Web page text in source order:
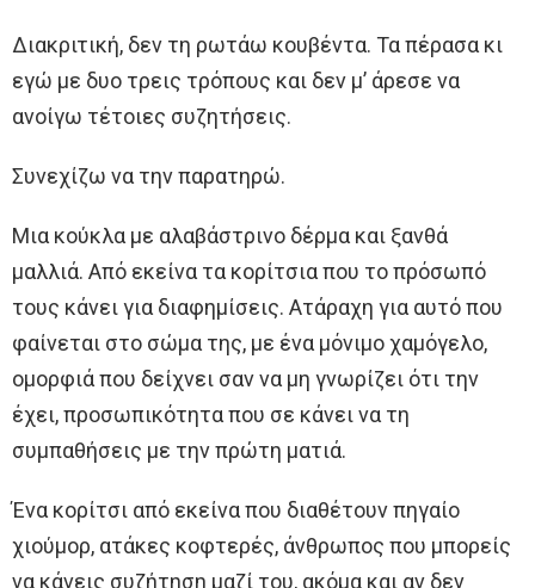
Διακριτική, δεν τη ρωτάω κουβέντα. Τα πέρασα κι
εγώ με δυο τρεις τρόπους και δεν μ’ άρεσε να
ανοίγω τέτοιες συζητήσεις.
Συνεχίζω να την παρατηρώ.
Μια κούκλα με αλαβάστρινο δέρμα και ξανθά
μαλλιά. Από εκείνα τα κορίτσια που το πρόσωπό
τους κάνει για διαφημίσεις. Ατάραχη για αυτό που
φαίνεται στο σώμα της, με ένα μόνιμο χαμόγελο,
ομορφιά που δείχνει σαν να μη γνωρίζει ότι την
έχει, προσωπικότητα που σε κάνει να τη
συμπαθήσεις με την πρώτη ματιά.
Ένα κορίτσι από εκείνα που διαθέτουν πηγαίο
χιούμορ, ατάκες κοφτερές, άνθρωπος που μπορείς
να κάνεις συζήτηση μαζί του, ακόμα και αν δεν